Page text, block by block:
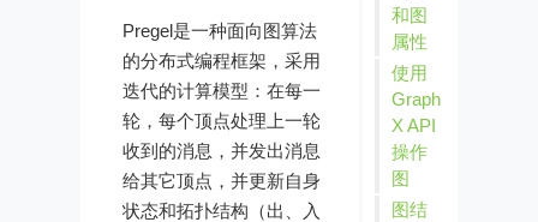
Pregel是一种面向图算法
的分布式编程框架，采用
迭代的计算模型：在每一
轮，每个顶点处理上一轮
收到的消息，并发出消息
给其它顶点，并更新自身
状态和拓扑结构（出、入
和图
属性
使用
Graph
X API
操作
图
图结